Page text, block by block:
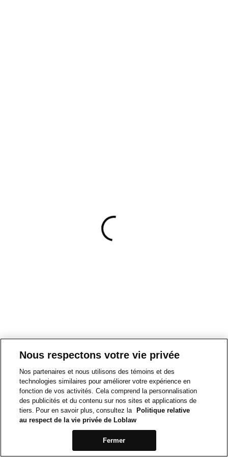
Nous respectons votre vie privée
Nos partenaires et nous utilisons des témoins et des
technologies similaires pour améliorer votre expérience en
fonction de vos activités. Cela comprend la personnalisation
des publicités et du contenu sur nos sites et applications de
tiers. Pour en savoir plus, consultez la
Politique relative
au respect de la vie privée de Loblaw
Fermer